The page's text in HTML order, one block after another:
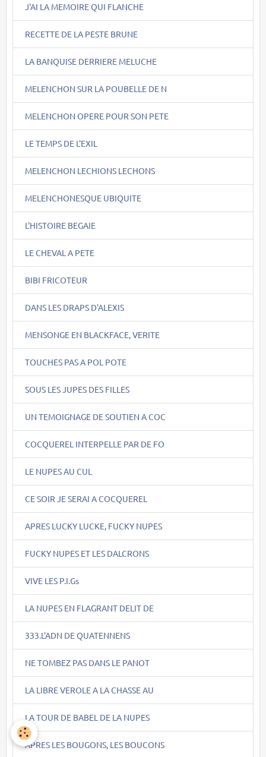
J'AI LA MEMOIRE QUI FLANCHE
RECETTE DE LA PESTE BRUNE
LA BANQUISE DERRIERE MELUCHE
MELENCHON SUR LA POUBELLE DE N
MELENCHON OPERE POUR SON PETE
LE TEMPS DE L'EXIL
MELENCHON LECHIONS LECHONS
MELENCHONESQUE UBIQUITE
L'HISTOIRE BEGAIE
LE CHEVAL A PETE
BIBI FRICOTEUR
DANS LES DRAPS D'ALEXIS
MENSONGE EN BLACKFACE, VERITE
TOUCHES PAS A POL POTE
SOUS LES JUPES DES FILLES
UN TEMOIGNAGE DE SOUTIEN A COC
COCQUEREL INTERPELLE PAR DE FO
LE NUPES AU CUL
CE SOIR JE SERAI A COCQUEREL
APRES LUCKY LUCKE, FUCKY NUPES
FUCKY NUPES ET LES DALCRONS
VIVE LES P.I.Gs
LA NUPES EN FLAGRANT DELIT DE
333.L'ADN DE QUATENNENS
NE TOMBEZ PAS DANS LE PANOT
LA LIBRE VEROLE A LA CHASSE AU
LA TOUR DE BABEL DE LA NUPES
APRES LES BOUGONS, LES BOUCONS